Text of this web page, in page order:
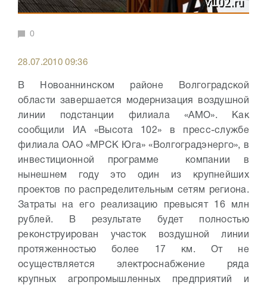
0
28.07.2010 09:36
В Новоаннинском районе Волгоградской
области завершается модернизация воздушной
линии подстанции филиала «АМО». Как
сообщили ИА «Высота 102» в пресс-службе
филиала ОАО «МРСК Юга» «Волгоградэнерго», в
инвестиционной программе компании в
нынешнем году это один из крупнейших
проектов по распределительным сетям региона.
Затраты на его реализацию превысят 16 млн
рублей. В результате будет полностью
реконструирован участок воздушной линии
протяженностью более 17 км. От не
осуществляется электроснабжение ряда
крупных агропромышленных предприятий и